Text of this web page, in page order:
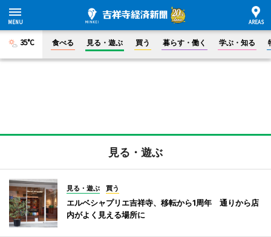
35°C 食べる 見る・遊ぶ 買う 暮らす・働く 学ぶ・知る
見る・遊ぶ
見る・遊ぶ 買う
エルベシャプリエ吉祥寺、移転から1周年 通りから店
内がよく見える場所に